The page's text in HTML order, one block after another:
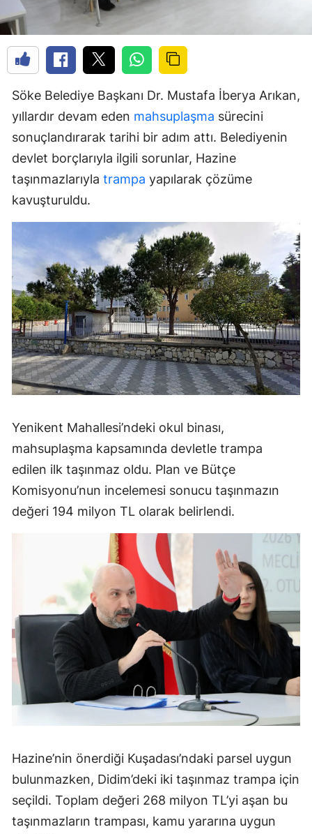
Söke Belediye Başkanı Dr. Mustafa İberya Arıkan,
yıllardır devam eden mahsuplaşma sürecini
sonuçlandırarak tarihi bir adım attı. Belediyenin
devlet borçlarıyla ilgili sorunlar, Hazine
taşınmazlarıyla trampa yapılarak çözüme
kavuşturuldu.
Yenikent Mahallesi’ndeki okul binası,
mahsuplaşma kapsamında devletle trampa
edilen ilk taşınmaz oldu. Plan ve Bütçe
Komisyonu’nun incelemesi sonucu taşınmazın
değeri 194 milyon TL olarak belirlendi.
Hazine’nin önerdiği Kuşadası’ndaki parsel uygun
bulunmazken, Didim’deki iki taşınmaz trampa için
seçildi. Toplam değeri 268 milyon TL’yi aşan bu
taşınmazların trampası, kamu yararına uygun